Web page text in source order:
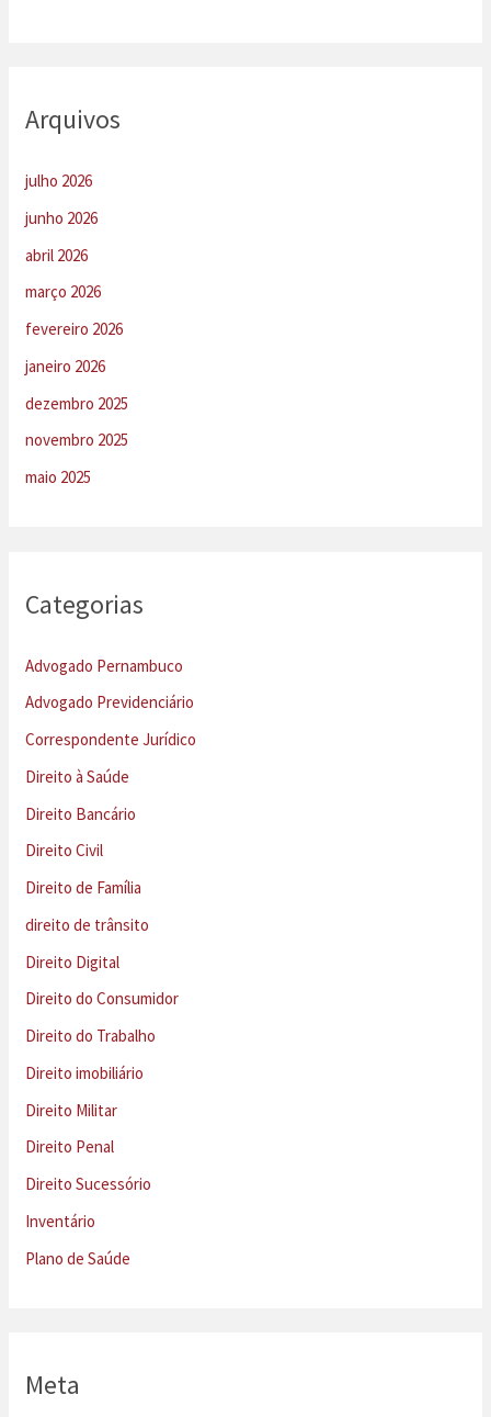
Arquivos
julho 2026
junho 2026
abril 2026
março 2026
fevereiro 2026
janeiro 2026
dezembro 2025
novembro 2025
maio 2025
Categorias
Advogado Pernambuco
Advogado Previdenciário
Correspondente Jurídico
Direito à Saúde
Direito Bancário
Direito Civil
Direito de Família
direito de trânsito
Direito Digital
Direito do Consumidor
Direito do Trabalho
Direito imobiliário
Direito Militar
Direito Penal
Direito Sucessório
Inventário
Plano de Saúde
Meta